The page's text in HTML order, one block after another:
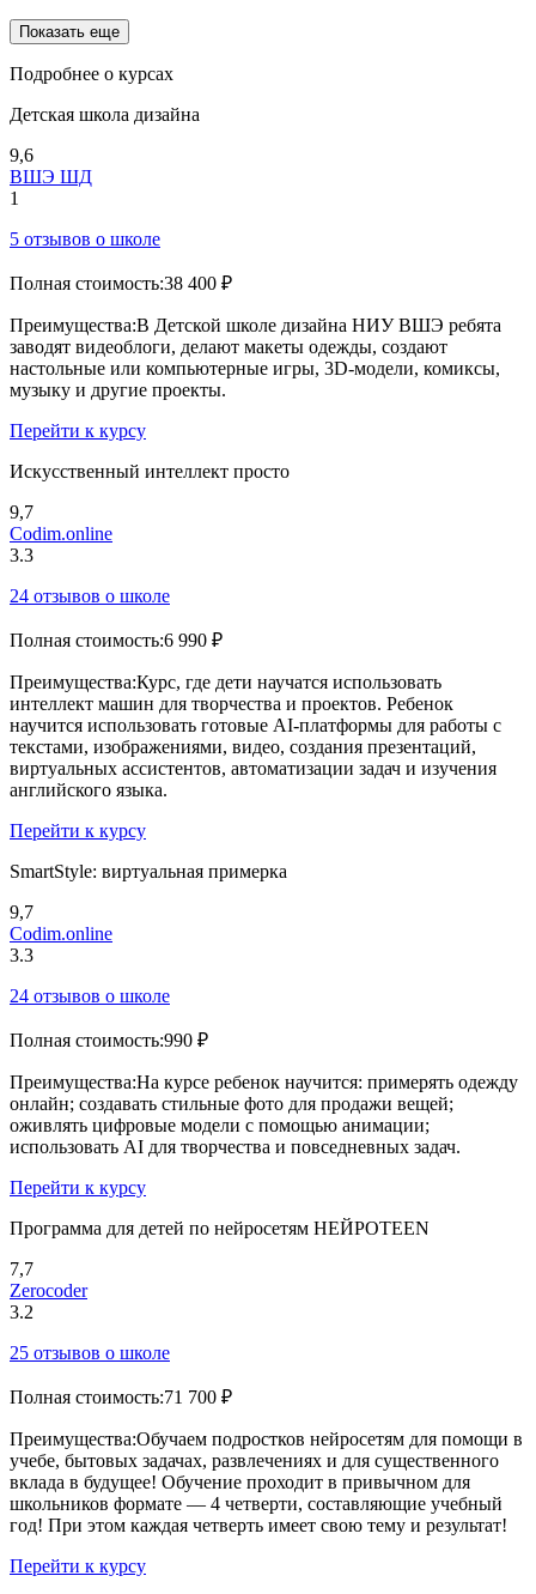
Показать еще
Подробнее о курсах
Детская школа дизайна
9,6
ВШЭ ШД
1
5 отзывов о школе
Полная стоимость:38 400 ₽
Преимущества:В Детской школе дизайна НИУ ВШЭ ребята
заводят видеоблоги, делают макеты одежды, создают
настольные или компьютерные игры, 3D-модели, комиксы,
музыку и другие проекты.
Перейти к курсу
Искусственный интеллект просто
9,7
Codim.online
3.3
24 отзывов о школе
Полная стоимость:6 990 ₽
Преимущества:Курс, где дети научатся использовать
интеллект машин для творчества и проектов. Ребенок
научится использовать готовые AI-платформы для работы с
текстами, изображениями, видео, создания презентаций,
виртуальных ассистентов, автоматизации задач и изучения
английского языка.
Перейти к курсу
SmartStyle: виртуальная примерка
9,7
Codim.online
3.3
24 отзывов о школе
Полная стоимость:990 ₽
Преимущества:На курсе ребенок научится: примерять одежду
онлайн; создавать стильные фото для продажи вещей;
оживлять цифровые модели с помощью анимации;
использовать AI для творчества и повседневных задач.
Перейти к курсу
Программа для детей по нейросетям НЕЙРОTEEN
7,7
Zerocoder
3.2
25 отзывов о школе
Полная стоимость:71 700 ₽
Преимущества:Обучаем подростков нейросетям для помощи в
учебе, бытовых задачах, развлечениях и для существенного
вклада в будущее! Обучение проходит в привычном для
школьников формате — 4 четверти, составляющие учебный
год! При этом каждая четверть имеет свою тему и результат!
Перейти к курсу